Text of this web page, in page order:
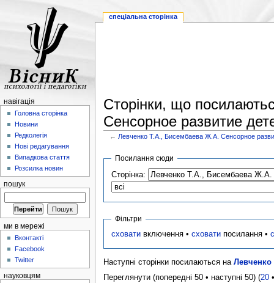
Сторінки, що
Сенсорное развитие
← Левченко Т.А., Бисембаева Ж.А. Сенсорное
Посилання сюди
Сторінка:
Фільтри
сховати включення •сховати посилання •
Наступні сторінки посилаються на Левченко
Переглянути (попередні 50 • наступні 50) (20
спеціальна сторінка
навігація
Головна сторінка
Новини
Редколегія
Нові редагування
Випадкова стаття
Розсилка новин
пошук
ми в мережі
Вконтакті
Facebook
Twitter
науковцям